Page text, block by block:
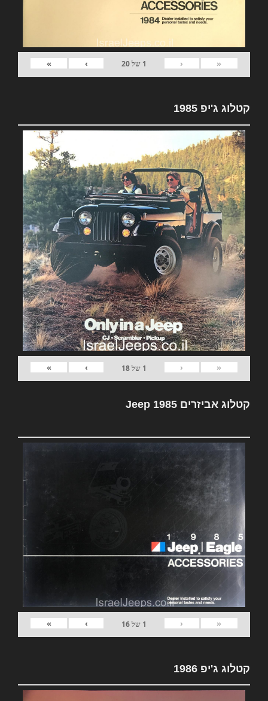
«
‹
1 של20
›
»
קטלוג ג'יפ 1985
«
‹
1 של18
›
»
קטלוג אביזרים Jeep 1985
«
‹
1 של16
›
»
קטלוג ג'יפ 1986